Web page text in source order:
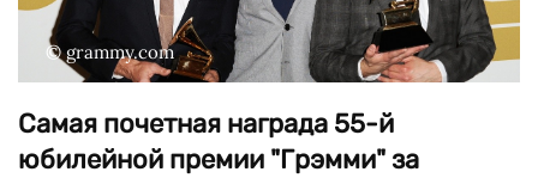
© grammy.com
Самая почетная награда 55-й
юбилейной премии "Грэмми" за